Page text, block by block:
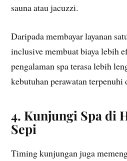
sauna atau jacuzzi.
Daripada membayar layanan
inclusive membuat biaya lebih
pengalaman spa terasa lebih
kebutuhan perawatan terpenuhi
4. Kunjungi Spa di
Sepi
Timing kunjungan juga